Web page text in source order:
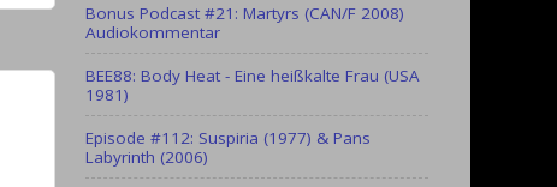
Bonus Podcast #21: Martyrs (CAN/F 2008)
Audiokommentar
BEE88: Body Heat - Eine heißkalte Frau (USA
1981)
Episode #112: Suspiria (1977) & Pans
Labyrinth (2006)